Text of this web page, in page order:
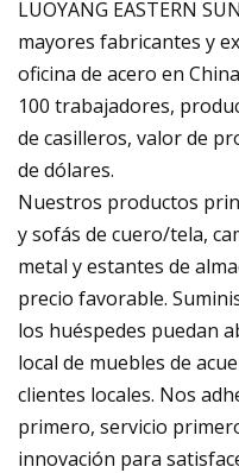
LUOYANG EASTERN
mayores fabricantes y
oficina de acero en
100 trabajadores,
de casilleros, valor de
de dólares.
Nuestros productos
y sofás de cuero/tela,
metal y estantes de
precio favorable.
los huéspedes puedan
local de muebles de
clientes locales. Nos
primero, servicio
innovación para